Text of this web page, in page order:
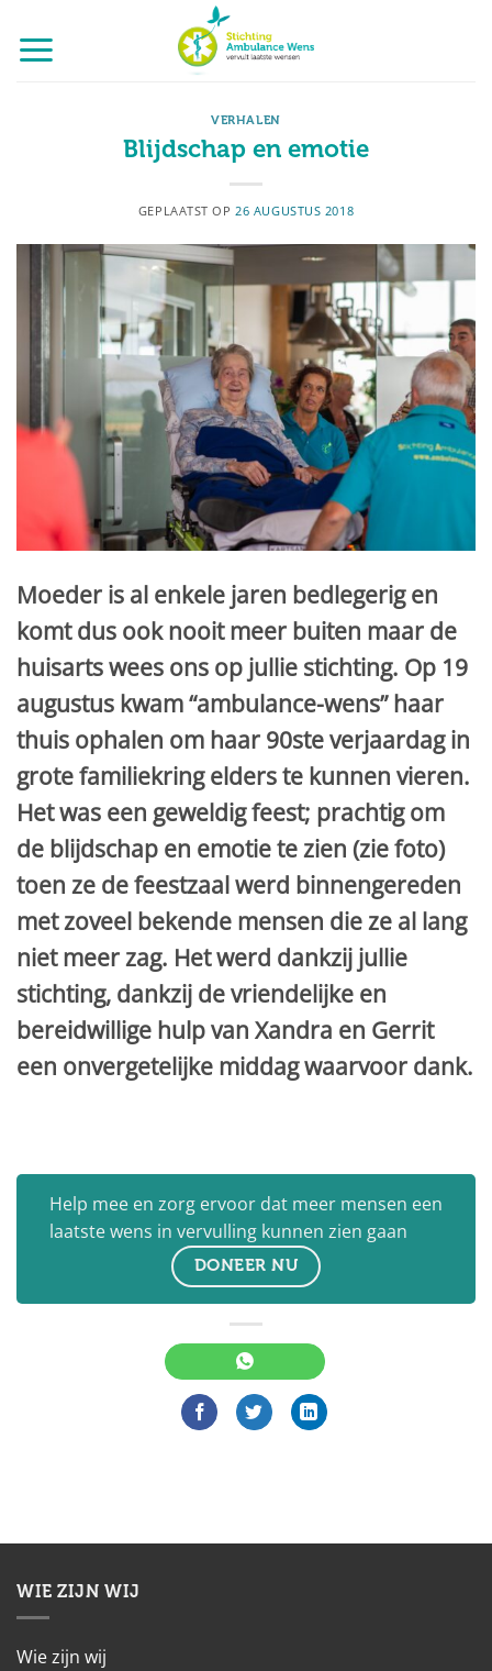
naar
inhoud
VERHALEN
Blijdschap en emotie
GEPLAATST OP 26 AUGUSTUS 2018
Moeder is al enkele jaren bedlegerig en
komt dus ook nooit meer buiten maar de
huisarts wees ons op jullie stichting. Op 19
augustus kwam “ambulance-wens” haar
thuis ophalen om haar 90ste verjaardag in
grote familiekring elders te kunnen vieren.
Het was een geweldig feest; prachtig om
de blijdschap en emotie te zien (zie foto)
toen ze de feestzaal werd binnengereden
met zoveel bekende mensen die ze al lang
niet meer zag. Het werd dankzij jullie
stichting, dankzij de vriendelijke en
bereidwillige hulp van Xandra en Gerrit
een onvergetelijke middag waarvoor dank.
Help mee en zorg ervoor dat meer mensen een
laatste wens in vervulling kunnen zien gaan
DONEER NU
WIE ZIJN WIJ
Wie zijn wij